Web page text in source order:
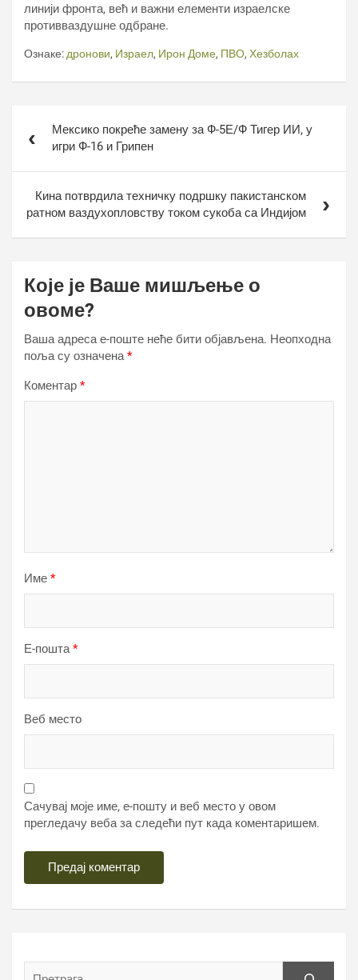
линији фронта, већ и важни елементи израелске
противваздушне одбране.
Ознаке: дронови, Израел, Ирон Доме, ПВО, Хезболах
чланкаМексико покреће замену за Ф-5Е/Ф Тигер ИИ, у
игри Ф-16 и Грипен
Кина потврдила техничку подршку пакистанском
ратном ваздухопловству током сукоба са Индијом
Које је Ваше мишљење о
овоме?
Ваша адреса е-поште неће бити објављена. Неопходна
поља су означена*
Коментар *
Име *
Е-пошта*
Веб место
Сачувај моје име, е-пошту и веб место у овом
прегледачу веба за следећи пут када коментаришем.